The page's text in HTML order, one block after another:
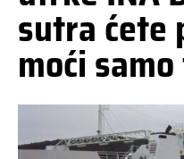
sutra ćete
moći